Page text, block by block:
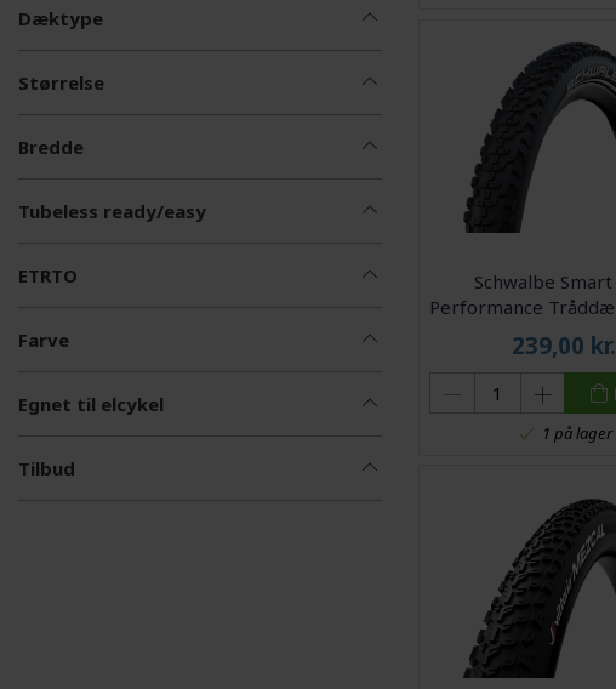
Dæktype
Størrelse
Bredde
Tubeless ready/easy
ETRTO
Farve
Egnet til elcykel
Tilbud
Schwalbe Smart
Performance
(60-622) E25 Sort
239,00 kr.
1 på lager